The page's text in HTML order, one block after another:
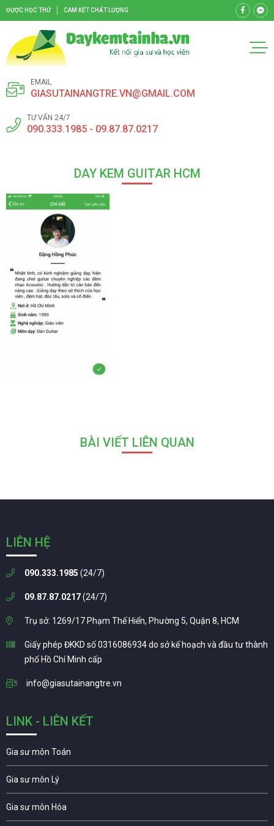
ĐƯỢC HỌC THỬ CAM KẾT CHẤT LƯỢNG
EMAIL
GIASUTAINANGTRE.VN@GMAIL.COM
TƯ VẤN 24/7
090.333.1985 - 09.87.87.0217
DAY KEM GUITAR HCM
BÀI VIẾT LIÊN QUAN
LIÊN HỆ
090.333.1985 (24/7)
09.87.87.0217(24/7)
Trụ sở: 1269/17 Phạm Thế Hiển, Phường 5, Quận 8, HCM
Giấy phép ĐKKD số 0316086934 do sở kế hoạch và đầu tư thành
phố Hồ Chí Minh cấp
info@giasutainangtre.vn
LINK - LIÊN KẾT
Gia sư môn Toán
Gia sư môn Lý
Gia sư môn Hóa